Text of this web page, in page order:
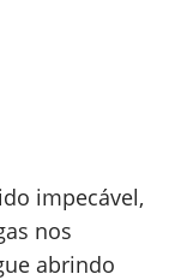
impecável,
nos
abrindo